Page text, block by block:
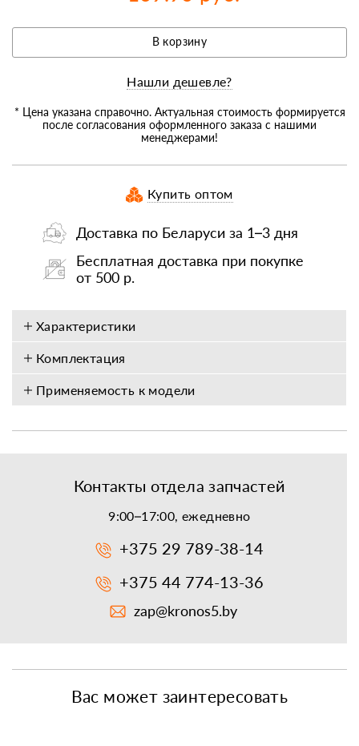
В корзину
Нашли дешевле?
* Цена указана справочно. Актуальная стоимость формируется
после согласования оформленного заказа с нашими
менеджерами!
Купить оптом
Доставка по Беларуси за 1–3 дня
Бесплатная доставка при покупке
от 500 р.
Характеристики
Комплектация
Применяемость к модели
Контакты отдела запчастей
9:00–17:00, ежедневно
+375 29 789-38-14
+375 44 774-13-36
zap@kronos5.by
Вас может заинтересовать